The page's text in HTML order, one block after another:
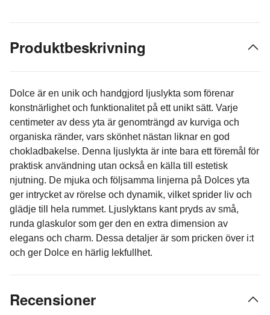
Produktbeskrivning
Dolce är en unik och handgjord ljuslykta som förenar
konstnärlighet och funktionalitet på ett unikt sätt. Varje
centimeter av dess yta är genomträngd av kurviga och
organiska ränder, vars skönhet nästan liknar en god
chokladbakelse. Denna ljuslykta är inte bara ett föremål för
praktisk användning utan också en källa till estetisk
njutning. De mjuka och följsamma linjerna på Dolces yta
ger intrycket av rörelse och dynamik, vilket sprider liv och
glädje till hela rummet. Ljuslyktans kant pryds av små,
runda glaskulor som ger den en extra dimension av
elegans och charm. Dessa detaljer är som pricken över i:t
och ger Dolce en härlig lekfullhet.
Recensioner